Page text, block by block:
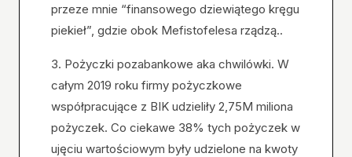
przeze mnie “finansowego dziewiątego kręgu
piekieł”, gdzie obok Mefistofelesa rządzą..
3. Pożyczki pozabankowe aka chwilówki. W
całym 2019 roku firmy pożyczkowe
współpracujące z BIK udzieliły 2,75M miliona
pożyczek. Co ciekawe 38% tych pożyczek w
ujęciu wartościowym były udzielone na kwoty